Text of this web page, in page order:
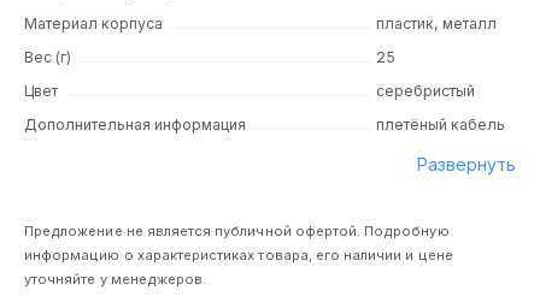
Материал корпуса
пластик, металл
Вес (г)
25
Цвет
серебристый
Дополнительная информация
плетёный кабель
Развернуть
Предложение не является публичной офертой. Подробную
информацию о характеристиках товара, его наличии и цене
уточняйте у менеджеров.